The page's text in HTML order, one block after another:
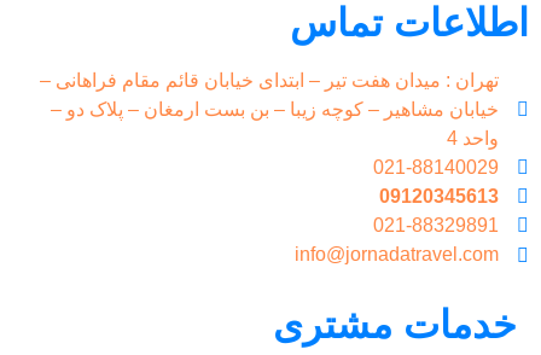
تماس
تهران : میدان هفت تیر – ابتدای خیابان قائم مقام فراهانی –
خیابان مشاهیر – کوچه زیبا – بن بست ارمغان – پلاک دو –
واحد 4
021-88140029
09120345613
021-88329891
info@jornadatravel.com
خدمات مشتری